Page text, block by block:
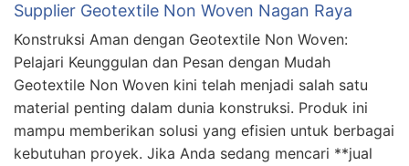
Supplier Geotextile Non Woven Nagan Raya
Konstruksi Aman dengan Geotextile Non Woven:
Pelajari Keunggulan dan Pesan dengan Mudah
Geotextile Non Woven kini telah menjadi salah satu
material penting dalam dunia konstruksi. Produk ini
mampu memberikan solusi yang efisien untuk berbagai
kebutuhan proyek. Jika Anda sedang mencari **jual